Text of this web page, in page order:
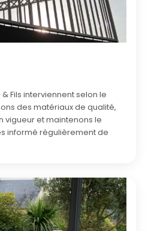
& Fils interviennent selon le
des matériaux de qualité,
vigueur et maintenons le
informé régulièrement de